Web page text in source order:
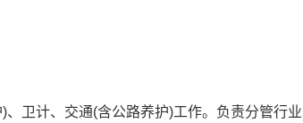
卫计、交通(含公路养护)工作。负责分管行业